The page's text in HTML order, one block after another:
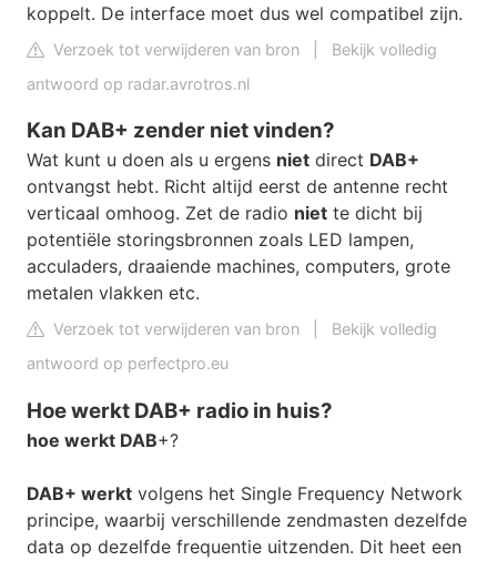
koppelt. De interface moet dus wel compatibel zijn.
Verzoek tot verwijderen van bron
Bekijk volledig
antwoord op radar.avrotros.nl
Kan DAB+ zender niet vinden?
Wat kunt u doen als u ergens niet direct DAB+
ontvangst hebt. Richt altijd eerst de antenne recht
verticaal omhoog. Zet de radio niet te dicht bij
potentiële storingsbronnen zoals LED lampen,
acculaders, draaiende machines, computers, grote
metalen vlakken etc.
Verzoek tot verwijderen van bron
Bekijk volledig
antwoord op perfectpro.eu
Hoe werkt DAB+ radio in huis?
hoe werkt DAB+?
DAB+ werkt volgens het Single Frequency Network
principe, waarbij verschillende zendmasten dezelfde
data op dezelfde frequentie uitzenden. Dit heet een